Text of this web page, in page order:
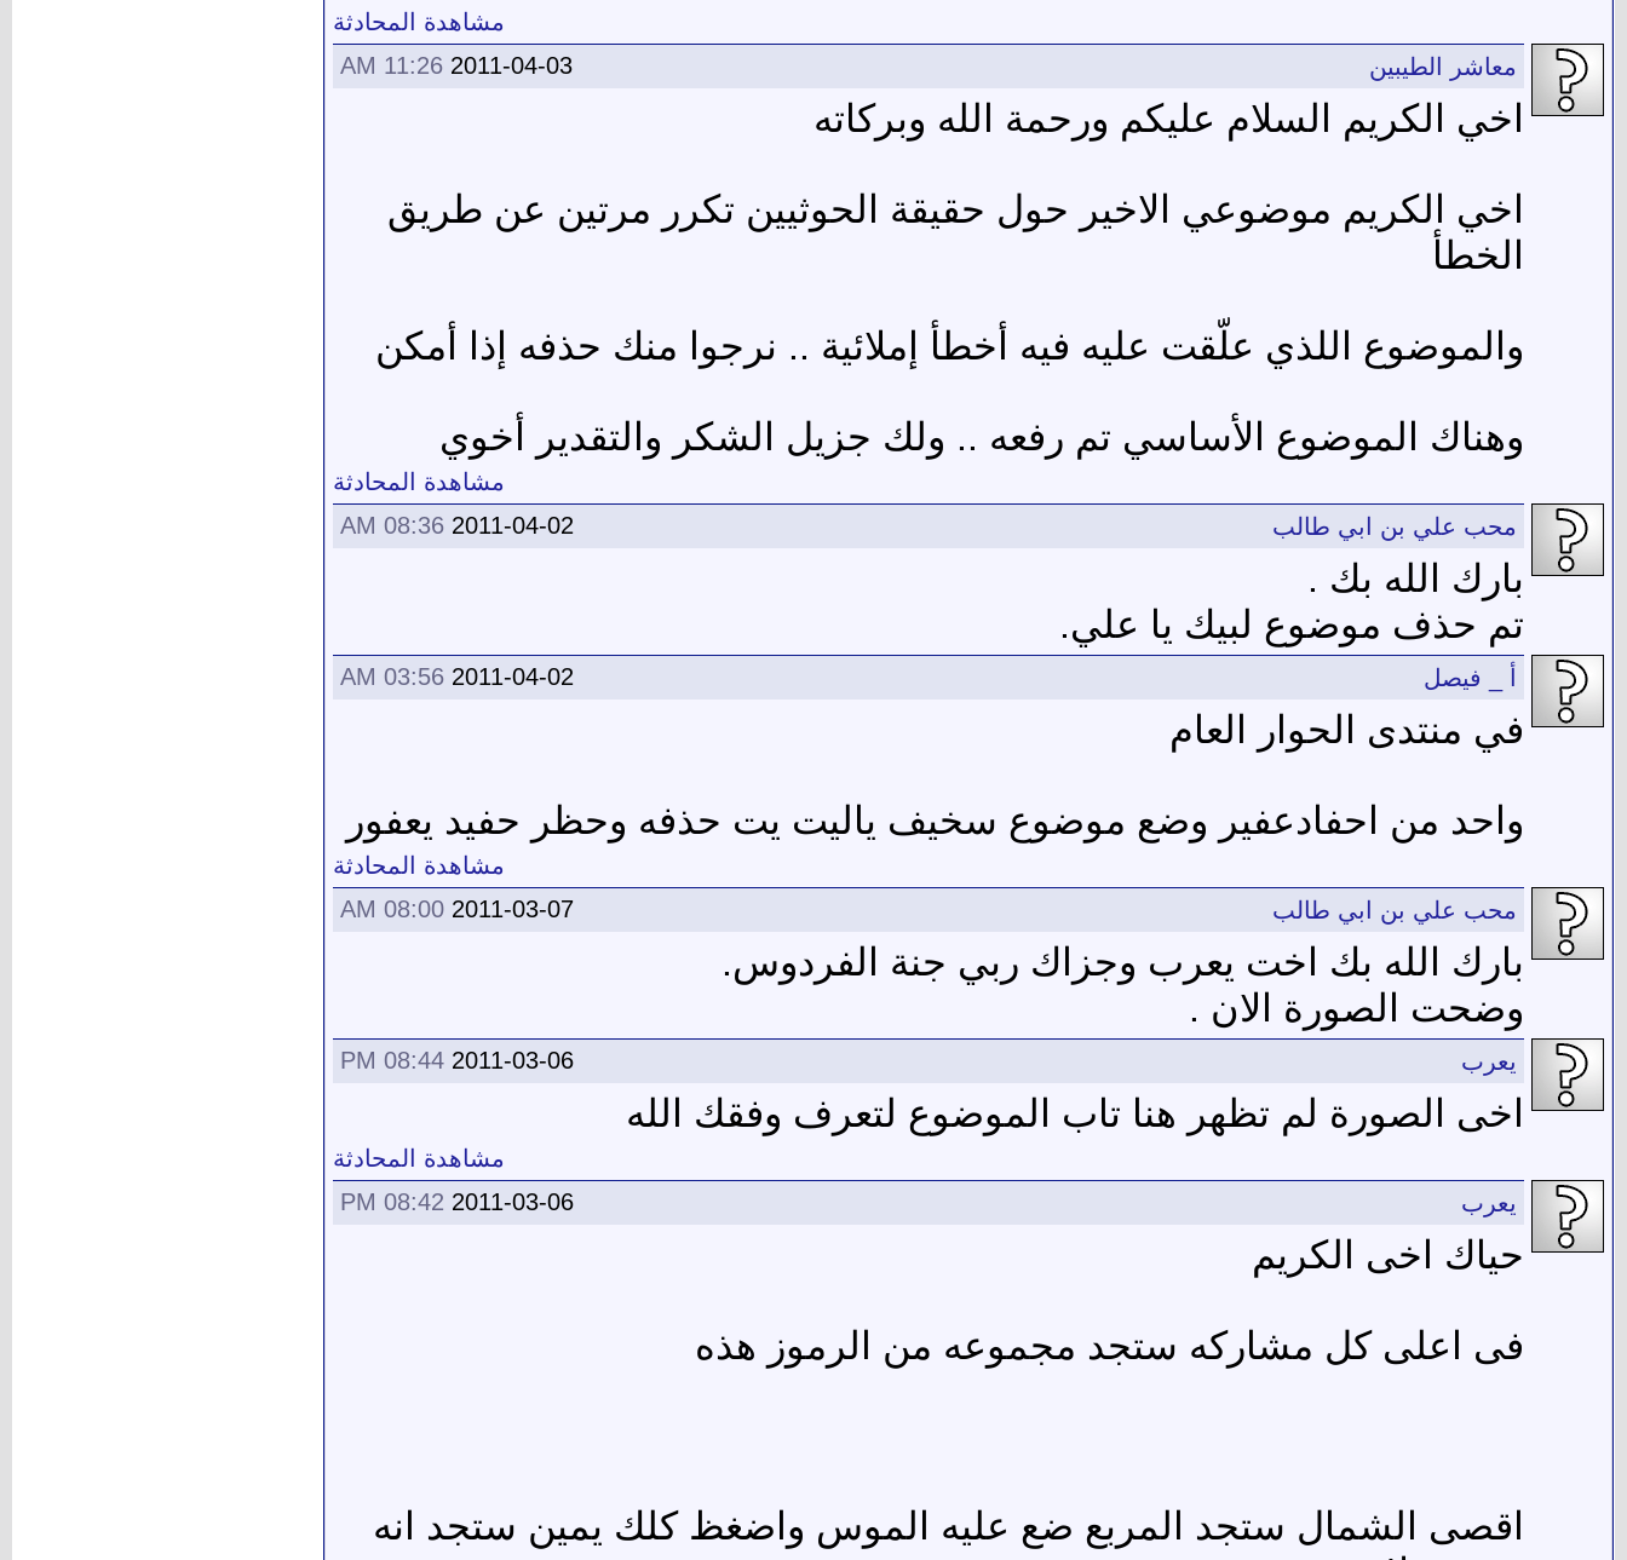
مشاهدة المحادثة
2011-04-03
11:26 AM معاشر الطيبين
اخي الكريم السلام عليكم ورحمة الله وبركاته
اخي الكريم موضوعي الاخير حول حقيقة الحوثيين تكرر مرتين عن طريق
الخطأ
والموضوع اللذي علّقت عليه فيه أخطأ إملائية .. نرجوا منك حذفه إذا أمكن
وهناك الموضوع الأساسي تم رفعه .. ولك جزيل الشكر والتقدير أخوي
مشاهدة المحادثة
2011-04-02
08:36 AM محب علي بن ابي طالب
بارك الله بك .
تم حذف موضوع لبيك يا علي.
2011-04-02
03:56 AM أ _ فيصل
في منتدى الحوار العام
واحد من احفادعفير وضع موضوع سخيف ياليت يت حذفه وحظر حفيد يعفور
مشاهدة المحادثة
2011-03-07
08:00 AM محب علي بن ابي طالب
بارك الله بك اخت يعرب وجزاك ربي جنة الفردوس.
وضحت الصورة الان .
2011-03-06
08:44 PM يعرب
اخى الصورة لم تظهر هنا تاب الموضوع لتعرف وفقك الله
مشاهدة المحادثة
2011-03-06
08:42 PM يعرب
حياك اخى الكريم
فى اعلى كل مشاركه ستجد مجموعه من الرموز هذه
اقصى الشمال ستجد المربع ضع عليه الموس واضغظ كلك يمين ستجد انه